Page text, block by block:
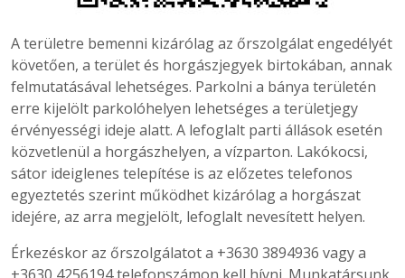
A területre bemenni kizárólag az őrszolgálat engedélyét
követően, a terület és horgászjegyek birtokában, annak
felmutatásával lehetséges. Parkolni a bánya területén
erre kijelölt parkolóhelyen lehetséges a területjegy
érvényességi ideje alatt. A lefoglalt parti állások esetén
közvetlenül a horgászhelyen, a vízparton. Lakókocsi,
sátor ideiglenes telepítése is az előzetes telefonos
egyeztetés szerint működhet kizárólag a horgászat
idejére, az arra megjelölt, lefoglalt nevesített helyen.
Érkezéskor az őrszolgálatot a +3630 3894936 vagy a